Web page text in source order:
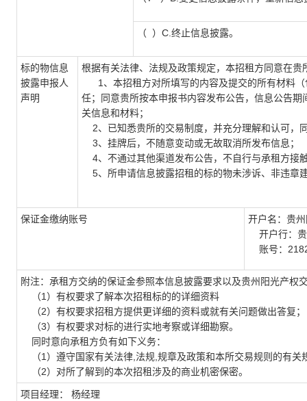
（ ）C.终止信息披露。
标的物信息
披露申报人
声明
根据有关法律、法规及政策规定，本招租方同意在
1、本招租方对所填写的内容及提交的所有材料（
任；同意贵所按本申报书内容发布公告，信息公告
关信息和材料；
2、已知悉贵所的交易制度，并充分理解和认可，
3、挂牌后，不随意变动或无故取消所发布信息；
4、不通过其他渠道发布公告，不自行与承租方接
5、所申请信息披露招租的标的物未涉诉、非违章
保证金缴纳账号
开户名：贵
开户行：贵
账号：
附注：承租方交纳的保证金参照本信息披露要求以及贵州阳光产
（1）有权要求了解本次招租标的的详细资料
（2）有权要求招租方提供更详细的资料或就有关问题做出答复；
（3）有权要求对标的进行实地考察或详细勘察。
同时意向承租方负有如下义务：
（1）遵守国家有关法律,法规,规章及政策和本所交易规则的有关
（2）对所了解到的本次招租涉及的商业机密保密。
项目经理： 杨经理